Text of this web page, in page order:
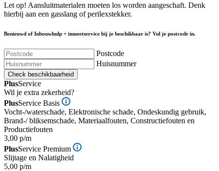
Let op! Aansluitmaterialen moeten los worden aangeschaft. Denk
hierbij aan een gasslang of perilexstekker.
Benieuwd of Inbouwhulp + inmeetservice bij je beschikbaar is? Vul je postcode in.
Postcode
Huisnummer
Check beschikbaarheid
PlusService
Wil je extra zekerheid?
PlusService Basis
Vocht-/waterschade, Elektronische schade, Ondeskundig gebruik,
Brand-/ bliksemschade, Materiaalfouten, Constructiefouten en
Productiefouten
3,00 p/m
PlusService Premium
Slijtage en Nalatigheid
5,00 p/m